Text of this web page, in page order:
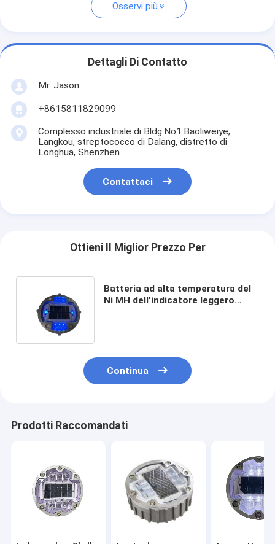
Osservi più
Dettagli Di Contatto
Mr. Jason
+8615811829099
Complesso industriale di Bldg.No1.Baoliweiye,
Langkou, streptococco di Dalang, distretto di
Longhua, Shenzhen
Contattaci
Ottieni Il Miglior Prezzo Per
Batteria ad alta temperatura del
Ni MH dell'indicatore leggero
Continua
Prodotti Raccomandati